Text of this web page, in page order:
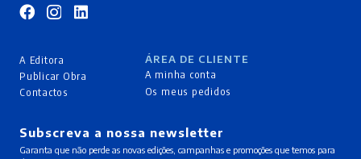
A Editora
Publicar Obra
Contactos
ÁREA DE CLIENTE
A minha conta
Os meus pedidos
Subscreva a nossa newsletter
Garanta que não perde as novas edições, campanhas e promoções que temos para